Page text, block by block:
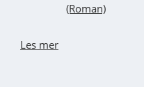
(Roman)
Les mer